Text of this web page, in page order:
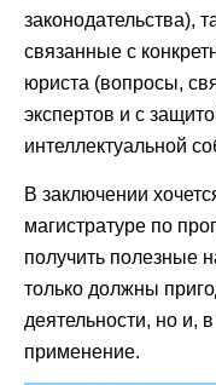
законодательства),
связанные с
юриста (вопросы,
экспертов и с
интеллектуальной
В заключении
магистратуре по
получить полезные
только должны
деятельности, но и,
применение.